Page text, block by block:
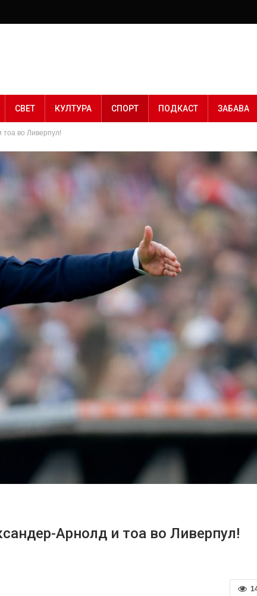
СВЕТ КУЛТУРА СПОРТ ПОДКАСТ ЗАБАВА
тоа во Ливерпул!
Арнолд и тоа во Ливерпул!